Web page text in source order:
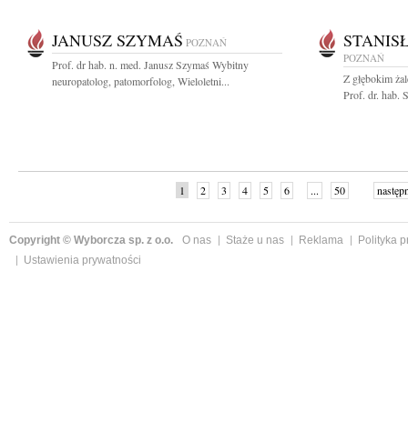
JANUSZ SZYMAŚ POZNAŃ
Prof. dr hab. n. med. Janusz Szymaś Wybitny
neuropatolog, patomorfolog, Wieloletni...
POZNAŃ
Z głębokim
Prof. dr. hab.
1 2 3 4 5 6 ... 50
Copyright © Wyborcza sp. z o.o. O nas Staże u nas Reklama
Polityka
Ustawienia prywatności